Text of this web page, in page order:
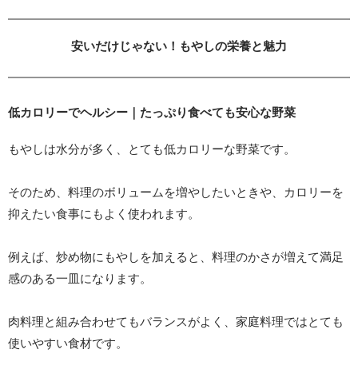
安いだけじゃない！もやしの栄養と魅力
低カロリーでヘルシー｜たっぷり食べても安心な野菜
もやしは水分が多く、とても低カロリーな野菜です。
そのため、料理のボリュームを増やしたいときや、カロリーを
抑えたい食事にもよく使われます。
例えば、炒め物にもやしを加えると、料理のかさが増えて満足
感のある一皿になります。
肉料理と組み合わせてもバランスがよく、家庭料理ではとても
使いやすい食材です。